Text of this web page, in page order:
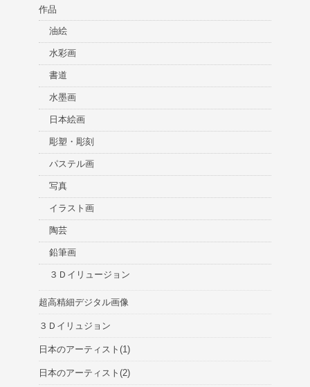
作品
油絵
水彩画
書道
水墨画
日本絵画
彫塑・彫刻
パステル画
写真
イラスト画
陶芸
鉛筆画
３Ｄイリュージョン
超高精細デジタル画像
３Ｄイリュジョン
日本のアーティスト(1)
日本のアーティスト(2)